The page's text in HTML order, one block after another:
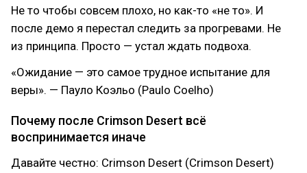
Не то чтобы совсем плохо, но как-то «не то». И
после демо я перестал следить за прогревами. Не
из принципа. Просто — устал ждать подвоха.
«Ожидание — это самое трудное испытание для
веры». — Пауло Коэльо (Paulo Coelho)
Почему после Crimson Desert всё
воспринимается иначе
Давайте честно: Crimson Desert (Crimson Desert)